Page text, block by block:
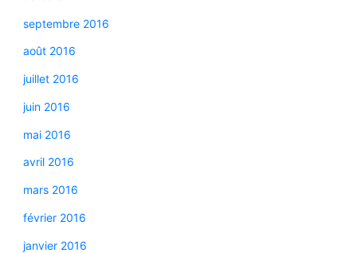
septembre 2016
août 2016
juillet 2016
juin 2016
mai 2016
avril 2016
mars 2016
février 2016
janvier 2016